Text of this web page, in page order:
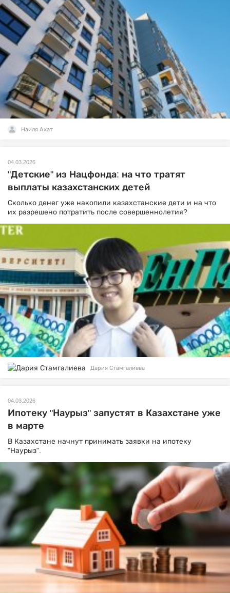
Наиля Ахат
04.03.2026
"Детские" из Нацфонда: на что тратят
выплаты казахстанских детей
Сколько денег уже накопили казахстанские дети и на что
их разрешено потратить после совершеннолетия?
Дария Стамгалиева
04.03.2026
Ипотеку "Наурыз" запустят в Казахстане уже
в марте
В Казахстане начнут принимать заявки на ипотеку
"Наурыз".